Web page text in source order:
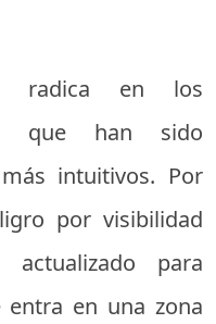
radica en los
que han sido
intuitivos. Por
por visibilidad
para
en una zona